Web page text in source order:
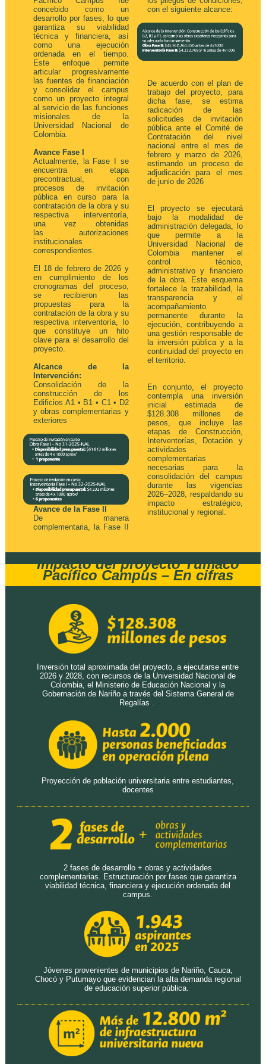
concebido como un
desarrollo por fases, lo que
garantiza su viabilidad
técnica y financiera, así
como una ejecución
ordenada en el tiempo.
Este enfoque permite
articular progresivamente
las fuentes de financiación
y consolidar el campus
como un proyecto integral
al servicio de las funciones
misionales de la
Universidad Nacional de
Colombia.
Avance Fase I
Actualmente, la Fase I se
encuentra en etapa
precontractual, con
procesos de invitación
pública en curso para la
contratación de la obra y su
respectiva interventoría,
una vez obtenidas
las autorizaciones
institucionales
correspondientes.
El 18 de febrero de 2026 y
en cumplimiento de los
cronogramas del proceso,
se recibieron las
propuestas para la
contratación de la obra y su
respectiva interventoría, lo
que constituye un hito
clave para el desarrollo del
proyecto.
Alcance de la
Intervención:
Consolidación de la
construcción de los
Edificios A1 • B1 • C1 • D2
y obras complementarias y
exteriores
Avance de la Fase II
De manera
complementaria, la Fase II
con el siguiente alcance:
De acuerdo con el plan de
trabajo del proyecto, para
dicha fase, se estima
radicación de las
solicitudes de invitación
pública ante el Comité de
Contratación del nivel
nacional entre el mes de
febrero y marzo de 2026,
estimando un proceso de
adjudicación para el mes
de junio de 2026
El proyecto se ejecutará
bajo la modalidad de
administración delegada, lo
que permite a la
Universidad Nacional de
Colombia mantener el
control técnico,
administrativo y financiero
de la obra. Este esquema
fortalece la trazabilidad, la
transparencia y el
acompañamiento
permanente durante la
ejecución, contribuyendo a
una gestión responsable de
la inversión pública y a la
continuidad del proyecto en
el territorio.
En conjunto, el proyecto
contempla una inversión
inicial estimada de
$128.308 millones de
pesos, que incluye las
etapas de Construcción,
Interventorías, Dotación y
actividades
complementarias
necesarias para la
consolidación del campus
durante las vigencias
2026–2028, respaldando su
impacto estratégico,
institucional y regional.
Impacto del proyecto Tumaco
Pacífico Campus – En cifras
Inversión total aproximada del proyecto, a ejecutarse entre
2026 y 2028, con recursos de la Universidad Nacional de
Colombia, el Ministerio de Educación Nacional y la
Gobernación de Nariño a través del Sistema General de
Regalías .
Proyección de población universitaria entre estudiantes,
docentes
2 fases de desarrollo + obras y actividades
complementarias. Estructuración por fases que garantiza
viabilidad técnica, financiera y ejecución ordenada del
campus.
Jóvenes provenientes de municipios de Nariño, Cauca,
Chocó y Putumayo que evidencian la alta demanda regional
de educación superior pública.